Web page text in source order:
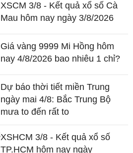
XSCM 3/8 - Kết quả xổ số Cà
Mau hôm nay ngày 3/8/2026
Giá vàng 9999 Mi Hồng hôm
nay 4/8/2026 bao nhiêu 1 chỉ?
Dự báo thời tiết miền Trung
ngày mai 4/8: Bắc Trung Bộ
mưa to đến rất to
XSHCM 3/8 - Kết quả xổ số
TP.HCM hôm nay ngày